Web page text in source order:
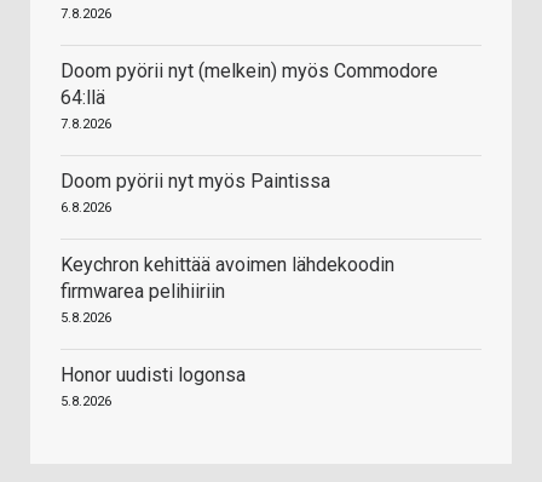
7.8.2026
Doom pyörii nyt (melkein) myös Commodore
64:llä
7.8.2026
Doom pyörii nyt myös Paintissa
6.8.2026
Keychron kehittää avoimen lähdekoodin
firmwarea pelihiiriin
5.8.2026
Honor uudisti logonsa
5.8.2026